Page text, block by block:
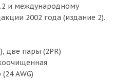
и международному
2002 года (издание 2).
две пары (2PR)
AWG)